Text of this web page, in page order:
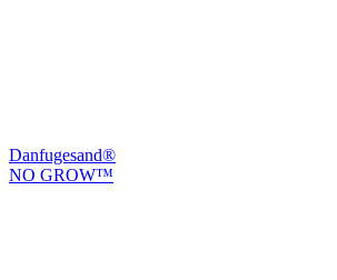
Danfugesand®
NO GROW™